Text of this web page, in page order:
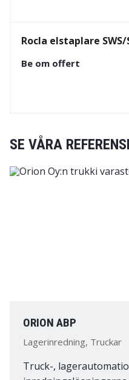
Rocla elstaplare SWS/
Be om offert
SE VÅRA
ORION ABP
Lagerinredning, Truckar
Truck-,